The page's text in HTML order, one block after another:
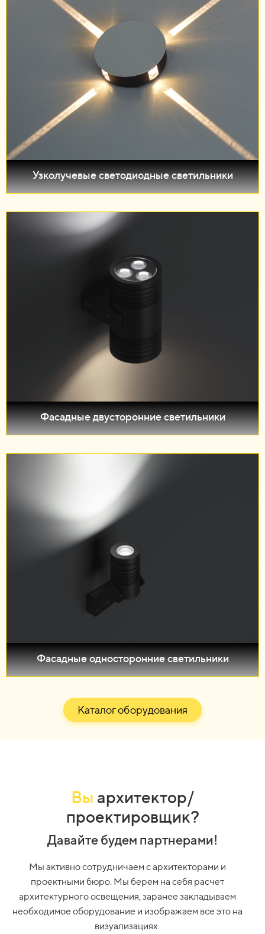
Узколучевые светодиодные светильники
Фасадные двусторонние светильники
Фасадные односторонние светильники
Каталог оборудования
Вы архитектор/
проектировщик?
Давайте будем партнерами!
Мы активно сотрудничаем с архитекторами и
проектными бюро. Мы берем на себя расчет
архитектурного освещения, заранее закладываем
необходимое оборудование и изображаем все это на
визуализациях.